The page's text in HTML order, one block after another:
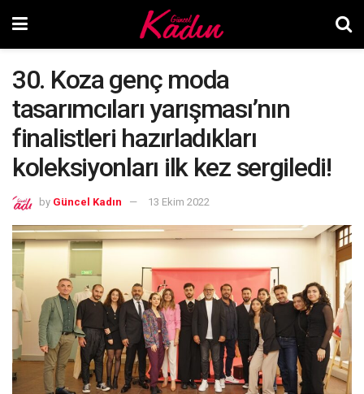
30. Koza genç moda
tasarımcıları yarışması’nın
finalistleri hazırladıkları
koleksiyonları ilk kez sergiledi!
by Güncel Kadın 13 Ekim 2022